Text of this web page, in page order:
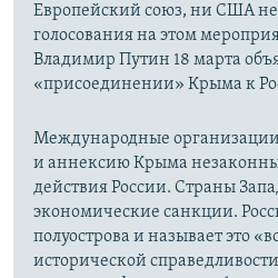
Европейский союз, ни США не
голосования на этом
Владимир Путин 18 марта
«присоединении» Крыма к
Международные
и аннексию Крыма
действия России. Страны
экономические санкции.
полуострова и называет это
исторической